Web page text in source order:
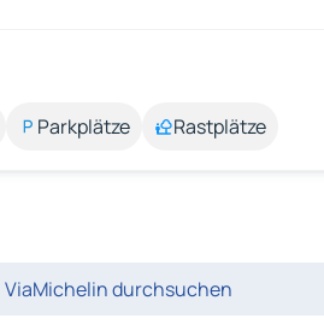
Parkplätze Rastplätze
ViaMichelin durchsuchen